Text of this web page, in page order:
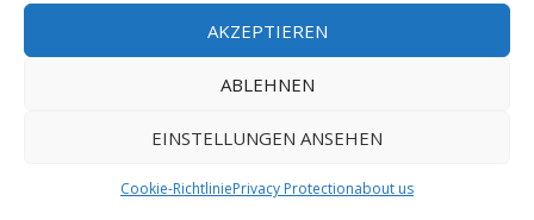
AKZEPTIEREN
ABLEHNEN
EINSTELLUNGEN ANSEHEN
Cookie-RichtliniePrivacy Protectionabout us
21. Februar 2022